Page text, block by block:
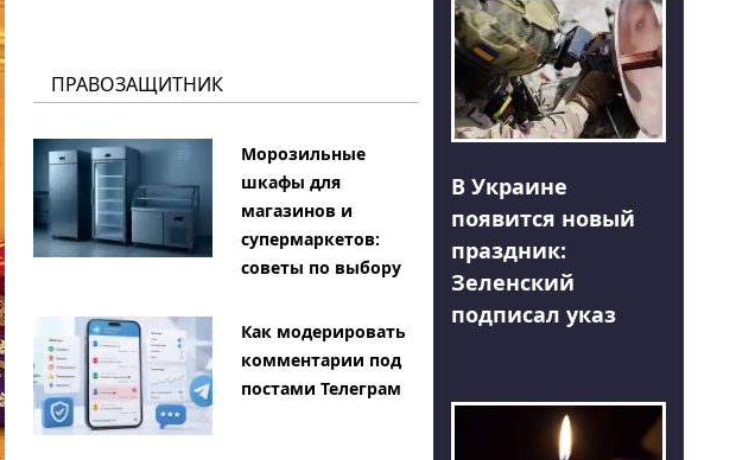
ПРАВОЗАЩИТНИК
Морозильные
шкафы для
магазинов и
супермаркетов:
советы по выбору
Как модерировать
комментарии под
постами Телеграм
В Украине
появится новый
праздник:
Зеленский
подписал указ